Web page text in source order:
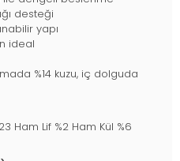
desteği
yapı
ideal
%14 kuzu, iç dolguda
Ham Lif %2 Ham Kül %6